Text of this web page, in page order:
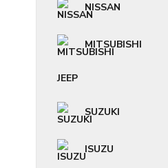
NISSAN
MITSUBISHI
JEEP
SUZUKI
ISUZU